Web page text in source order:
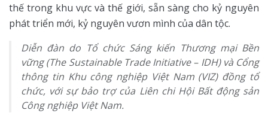
thế trong khu vực và thế giới, sẵn sàng cho kỷ nguyên
phát triển mới, kỷ nguyên vươn mình của dân tộc.
Diễn đàn do Tổ chức Sáng kiến Thương mại Bền
vững (The Sustainable Trade Initiative – IDH) và Cổng
thông tin Khu công nghiệp Việt Nam (VIZ) đồng tổ
chức, với sự bảo trợ của Liên chi Hội Bất động sản
Công nghiệp Việt Nam.